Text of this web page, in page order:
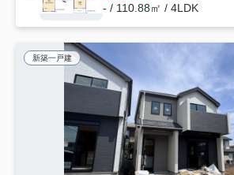
- / 110.88㎡ / 4LDK
新築一戸建